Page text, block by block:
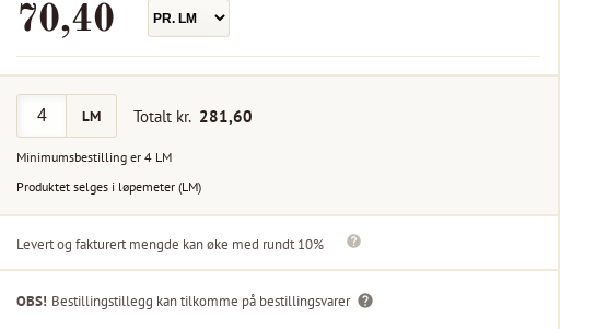
70,40
LM Totalt kr. 281,60
Minimumsbestilling er4 LM
Produktet selges i løpemeter (LM)
Levert og fakturert mengde kan øke med rundt 10%
OBS! Bestillingstillegg kan tilkomme på bestillingsvarer